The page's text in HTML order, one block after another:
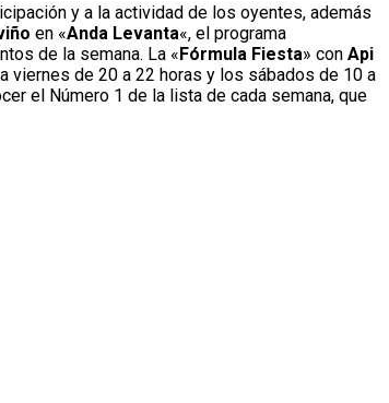
y a la actividad de los oyentes, además
en «Anda Levanta«, el programa
de la semana. La «Fórmula Fiesta» con Api
viernes de 20 a 22 horas y los sábados de 10 a
el Número 1 de la lista de cada semana, que